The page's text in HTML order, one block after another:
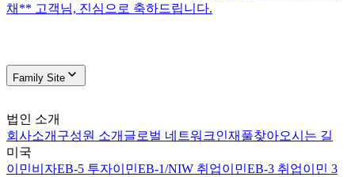
채** 고객님, 진심으로 축하드립니다.
Family Site
법인 소개
회사소개 구성원 소개 글로벌 네트워크인재풀찾아오시는 길
미국
이민비자EB-5 투자이민EB-1/NIW 취업이민EB-3 취업이민 3